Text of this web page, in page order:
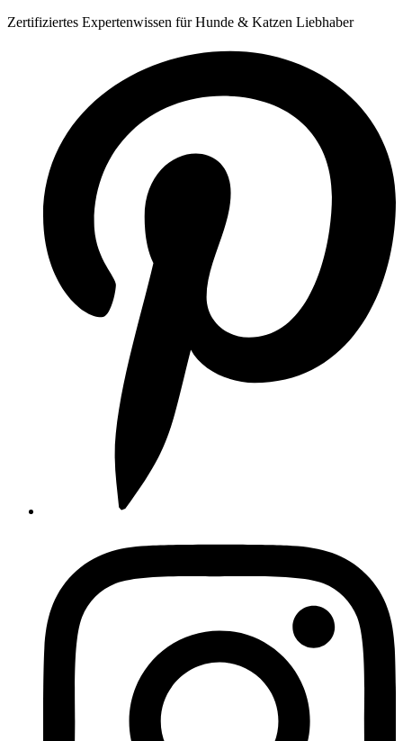
Zum
Zertifiziertes Expertenwissen für Hunde & Katzen Liebhaber